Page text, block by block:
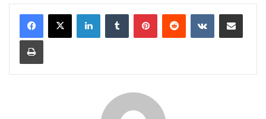
LinkedInTumblr PinterestReddit VKontakteE-Posta ile paylaş
Yazdır